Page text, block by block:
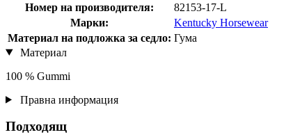
Номер на производителя:
82153-17-L
Марки:
Kentucky Horsewear
Материал на подложка за седло: Гума
Материал
100 % Gummi
Правна информация
Подходящ